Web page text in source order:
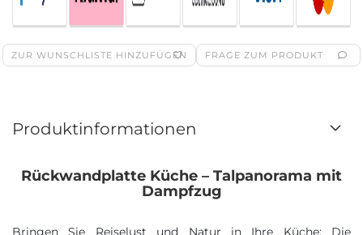
ZUR WUNSCHLISTE HINZUFÜGEN FRAGE ZUM PRODUKT
Produktinformationen
Rückwandplatte Küche – Talpanorama mit
Dampfzug
Bringen Sie Reiselust und Natur in Ihre Küche: Die